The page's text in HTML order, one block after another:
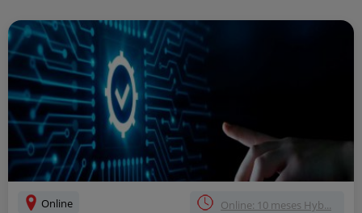
Online Online: 10 meses Hyb...